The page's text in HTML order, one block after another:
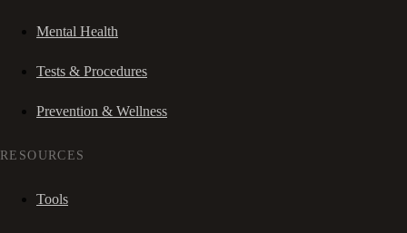
Mental Health
Tests & Procedures
Prevention & Wellness
RESOURCES
Tools